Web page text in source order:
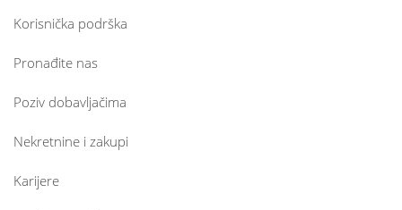
Korisnička podrška
Pronađite nas
Poziv dobavljačima
Nekretnine i zakupi
Karijere